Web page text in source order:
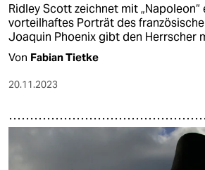
Ridley Scott zeichnet mit „Napoleon“
vorteilhaftes Porträt des
Joaquin Phoenix gibt den Herrscher
Von Fabian Tietke
20.11.2023